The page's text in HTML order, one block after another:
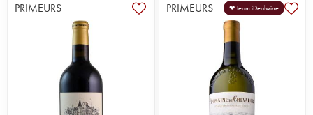
PRIMEURS PRIMEURS ❤ Team iDealwine